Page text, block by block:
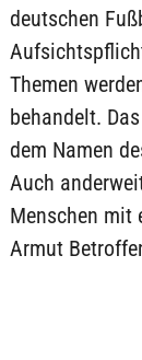
deutschen
Themen
behandelt.
dem Namen
Auch
Menschen mit
Armut